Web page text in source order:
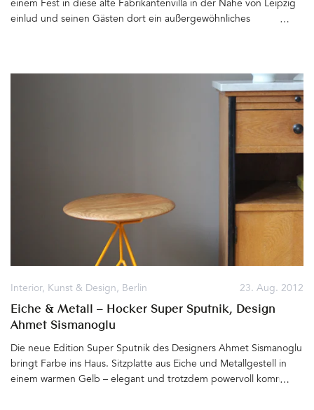
einem Fest in diese alte Fabrikantenvilla in der Nähe von Leipzig
einlud und seinen Gästen dort ein außergewöhnliches
und bestimmt unzählige Geschichten aus den vergangenen
hundert Jahren erzählen könnten wenn man sie ließe. Der
abgeblätterte Stuck, die ausgetretenen Stufen, der marode
Balkon und die bröckelnde Fassade – Zeichen der letzten
Zeit der Fall ist, einfache Zimmer mieten, wenn man während
einer Radtour auf dem Elsterradweg eine Rast machen möchte…
Danke Jan, dass du uns hier hergeführt hast&hellip
23. Aug. 2012
Interior, Kunst & Design, Berlin
Eiche & Metall – Hocker Super Sputnik, Design
Ahmet Sismanoglu
Die neue Edition Super Sputnik des Designers Ahmet Sismanoglu
bringt Farbe ins Haus. Sitzplatte aus Eiche und Metallgestell in
einem warmen Gelb – elegant und trotzdem powervoll kommt